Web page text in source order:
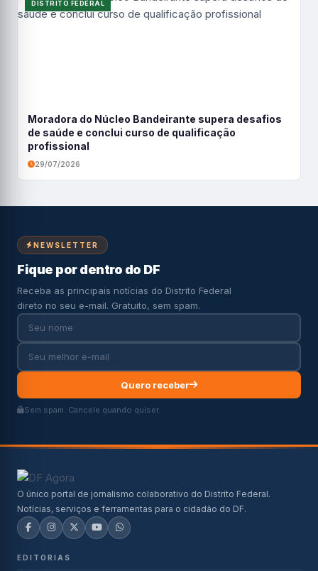
DISTRITO FEDERAL
Moradora do Núcleo Bandeirante supera desafios
de saúde e conclui curso de qualificação
profissional
29/07/2026
NEWSLETTER
Fique por dentro do DF
Receba as principais notícias do Distrito Federal
direto no seu e-mail. Gratuito, sem spam.
Quero receber
Sem spam. Cancele quando quiser.
O único portal de jornalismo colaborativo do Distrito Federal.
Notícias, serviços e ferramentas para o cidadão do DF.
EDITORIAS